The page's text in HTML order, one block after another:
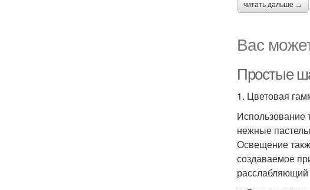
читать дальше →
Вас
Простые
1. Цветовая
Использование
нежные
Освещение
создаваемое
расслабляющий